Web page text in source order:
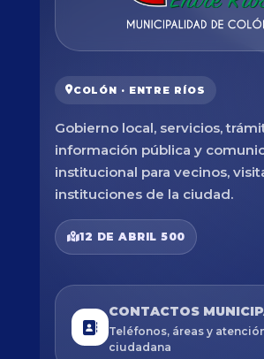
COLÓN · ENTRE RÍOS
Gobierno local, servicios,
información pública y
institucional para vecinos,
instituciones de la ciudad.
12 DE ABRIL 500
CONTACTOS
Teléfonos, áreas y
ciudadana